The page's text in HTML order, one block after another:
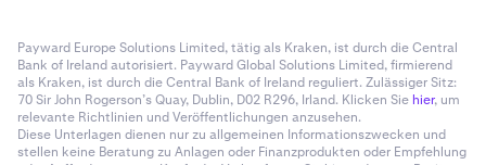
6 Zuletzt klicken Sie aufSenden, um die Übertragung
abzuschließen.
Payward Europe Solutions Limited, tätig als Kraken, ist durch die Central
Bank of Ireland autorisiert. Payward Global Solutions Limited, firmierend
als Kraken, ist durch die Central Bank of Ireland reguliert. Zulässiger Sitz:
70 Sir John Rogerson’s Quay, Dublin, D02 R296, Irland. Klicken Sie hier, um
relevante Richtlinien und Veröffentlichungen anzusehen.
Diese Unterlagen dienen nur zu allgemeinen Informationszwecken und
stellen keine Beratung zu Anlagen oder Finanzprodukten oder Empfehlung